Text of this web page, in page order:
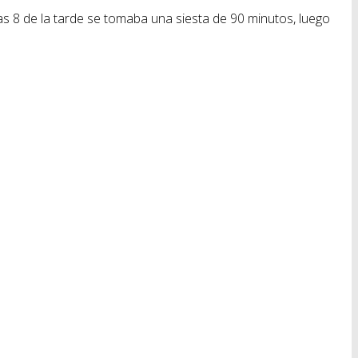
8 de la tarde se tomaba una siesta de 90 minutos, luego